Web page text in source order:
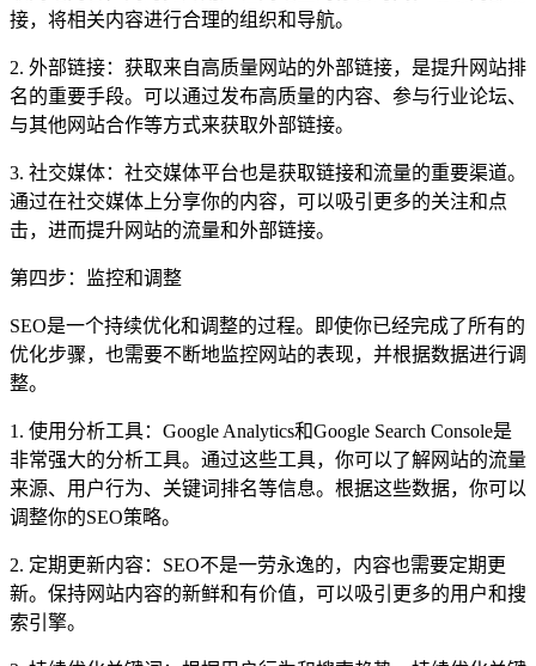
接，将相关内容进行合理的组织和导航。
2. 外部链接：获取来自高质量网站的外部链接，是提升网站排
名的重要手段。可以通过发布高质量的内容、参与行业论坛、
与其他网站合作等方式来获取外部链接。
3. 社交媒体：社交媒体平台也是获取链接和流量的重要渠道。
通过在社交媒体上分享你的内容，可以吸引更多的关注和点
击，进而提升网站的流量和外部链接。
第四步：监控和调整
SEO是一个持续优化和调整的过程。即使你已经完成了所有的
优化步骤，也需要不断地监控网站的表现，并根据数据进行调
整。
1. 使用分析工具：Google Analytics和Google Search Console是
非常强大的分析工具。通过这些工具，你可以了解网站的流量
来源、用户行为、关键词排名等信息。根据这些数据，你可以
调整你的SEO策略。
2. 定期更新内容：SEO不是一劳永逸的，内容也需要定期更
新。保持网站内容的新鲜和有价值，可以吸引更多的用户和搜
索引擎。